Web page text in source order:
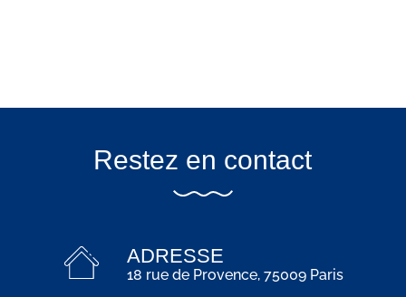
Restez en contact
ADRESSE
18 rue de Provence, 75009 Paris